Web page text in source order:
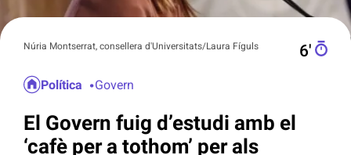
Núria Montserrat, consellera d'Universitats/Laura Fíguls 6′
Política Govern
El Govern fuig d’estudi amb el
‘cafè per a tothom’ per als